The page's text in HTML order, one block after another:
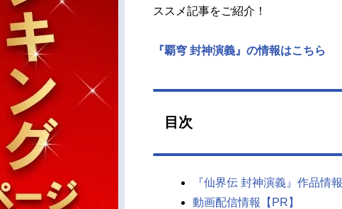
ススメ記事をご紹介！
『覇穹 封神演義』の情報はこちら
目次
『仙界伝 封神演義』作品情報
動画配信情報【PR】